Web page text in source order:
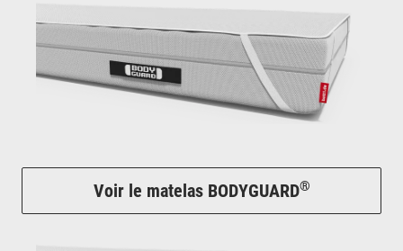
Voir le matelas BODYGUARD®